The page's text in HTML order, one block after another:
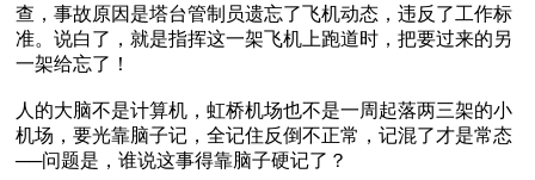
查，事故原因是塔台管制员遗忘了飞机动态，违反了工作标
准。说白了，就是指挥这一架飞机上跑道时，把要过来的另
一架给忘了！
人的大脑不是计算机，虹桥机场也不是一周起落两三架的小
机场，要光靠脑子记，全记住反倒不正常，记混了才是常态
──问题是，谁说这事得靠脑子硬记了？